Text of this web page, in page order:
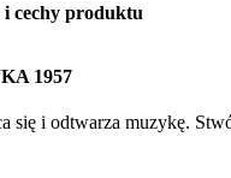
i cechy produktu
1957
i odtwarza muzykę.